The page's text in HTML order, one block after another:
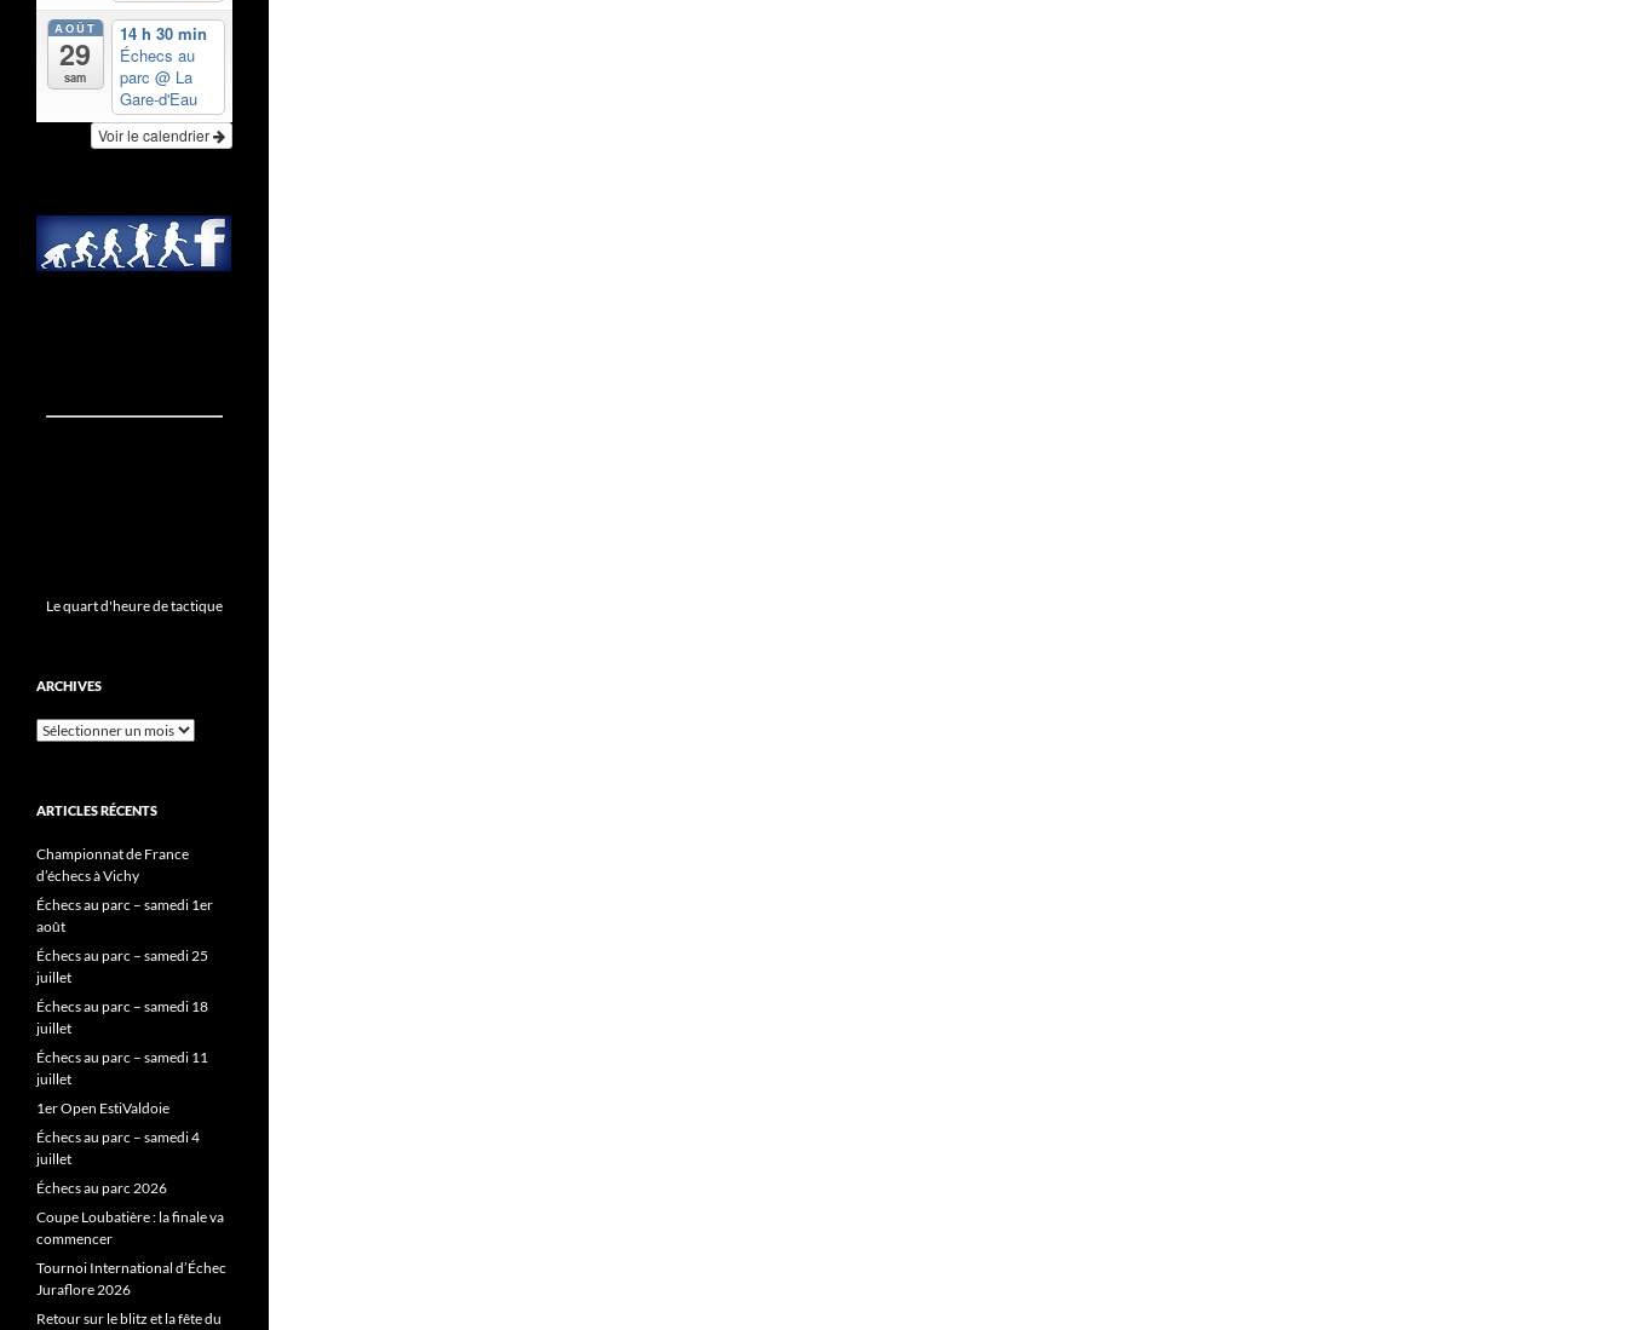
AOÛT
29
sam
14 h 30 min
Échecs au
parc @ La
Gare-d'Eau
Voir le calendrier
Le quart d'heure de tactique
ARCHIVES
Archives
ARTICLES RÉCENTS
Championnat de France
d’échecs à Vichy
Échecs au parc – samedi 1er
août
Échecs au parc – samedi 25
juillet
Échecs au parc – samedi 18
juillet
Échecs au parc – samedi 11
juillet
1er Open EstiValdoie
Échecs au parc – samedi 4
juillet
Échecs au parc 2026
Coupe Loubatière : la finale va
commencer
Tournoi International d’Échec
Juraflore 2026
Retour sur le blitz et la fête du